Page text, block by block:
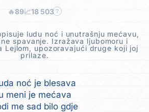
🔥89📈18 503 ?
ludu noć i unutrašnju mećavu,
spavanje. Izražava ljubomoru i
Lejlom, upozoravajući druge koji joj
prilaze.
noć je blesava
meni je mećava
me sad bilo gdje